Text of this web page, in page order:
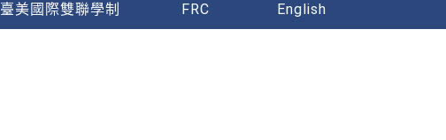
臺美國際雙聯學制 FRC English